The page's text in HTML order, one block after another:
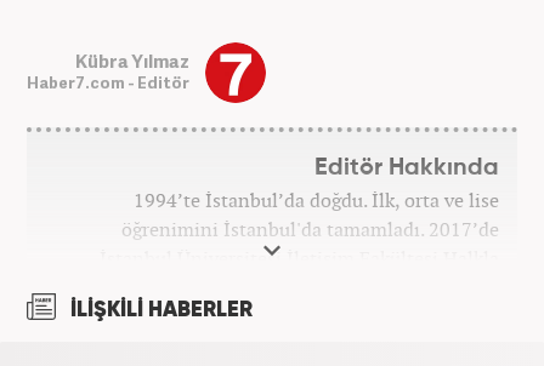
Kübra Yılmaz
Haber7.com - Editör
Editör Hakkında
1994’te İstanbul’da doğdu. İlk, orta ve lise
öğrenimini İstanbul'da tamamladı. 2017’de
İstanbul Üniversitesi İletişim Fakültesi Halkla
2017’den beri Kanal7 Medya Grubu’na bağlı
İLİŞKİLİ HABERLER